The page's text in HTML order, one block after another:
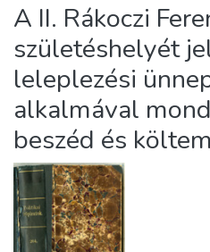
Statistics
About us
A II. Rákoczi
születéshelyét
leleplezési
alkalmával
beszéd és